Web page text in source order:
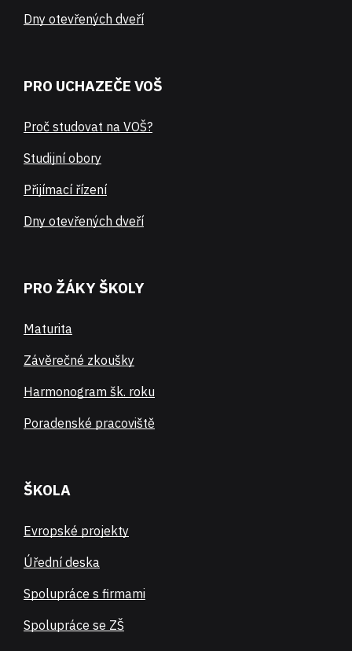
Dny otevřených dveří
PRO UCHAZEČE VOŠ
Proč studovat na VOŠ?
Studijní obory
Přijímací řízení
Dny otevřených dveří
PRO ŽÁKY ŠKOLY
Maturita
Závěrečné zkoušky
Harmonogram šk. roku
Poradenské pracoviště
ŠKOLA
Evropské projekty
Úřední deska
Spolupráce s firmami
Spolupráce se ZŠ